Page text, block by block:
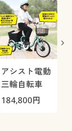
アシスト電動
三輪自転車
184,800円